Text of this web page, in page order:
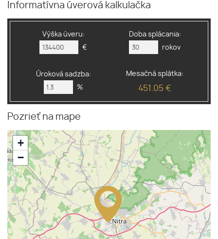
Informatívna úverová kalkulačka
Výška úveru:
€
Doba splácania:
rokov
Úroková sadzba:
%
Mesačná splátka:
451.05 €
Pozrieť na mape
+
−